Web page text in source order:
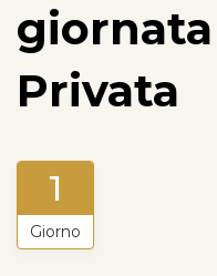
Privata
1
Giorno